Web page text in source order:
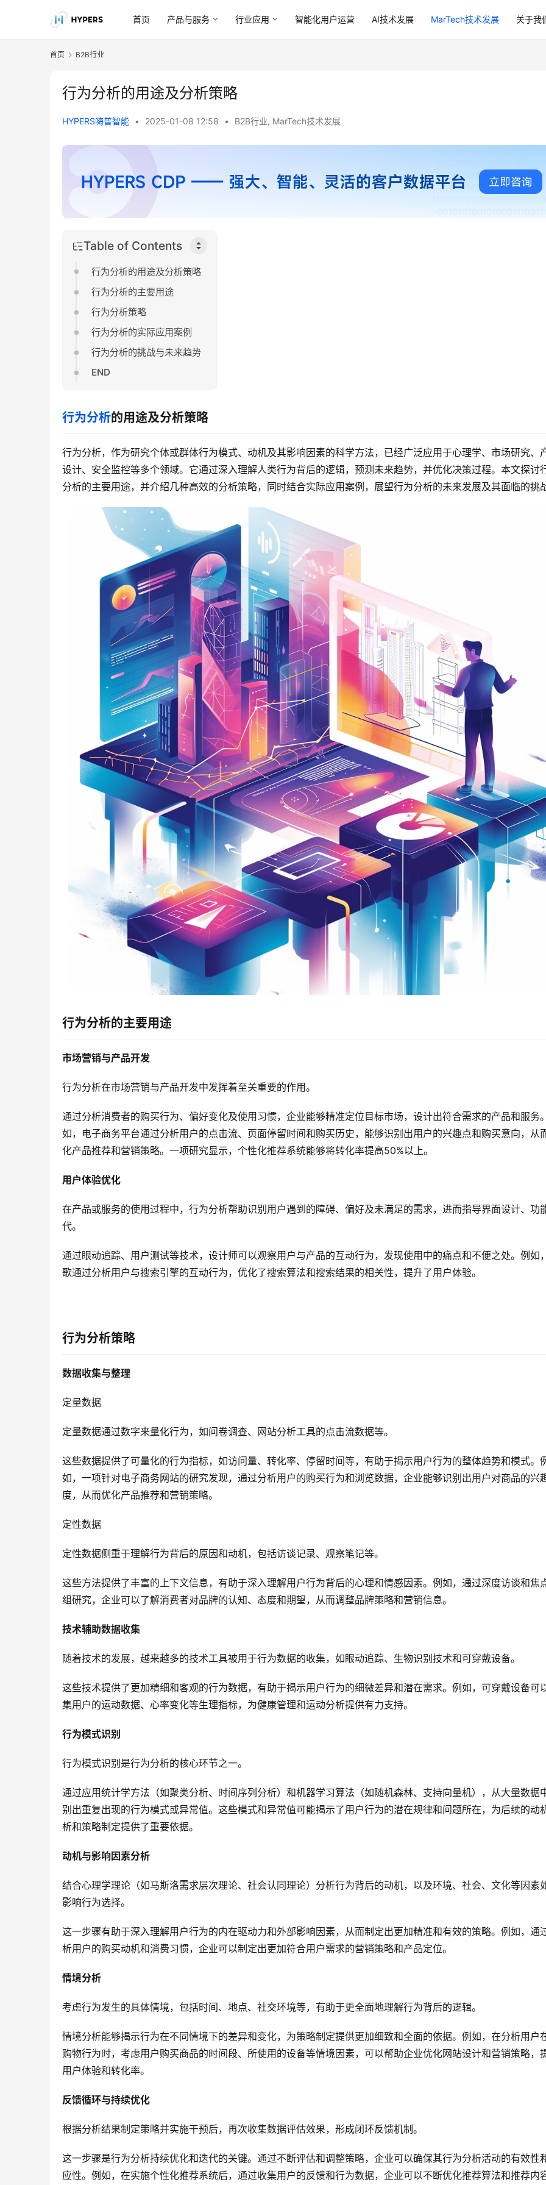
首页 产品与服务 行业应用 智能化用户运营 AI技术发展 MarTech技术发展 关于我
首页 B2B行业
行为分析的用途及分析策略
HYPERS嗨普智能 • 2025-01-08 12:58 • B2B行业, MarTech技术发展
Table of Contents
行为分析的用途及分析策略
行为分析的主要用途
行为分析策略
行为分析的实际应用案例
行为分析的挑战与未来趋势
END
行为分析的用途及分析策略
行为分析，作为研究个体或群体行为模式、动机及其影响因素的科学方法，已经广泛应用于心理学、市场研究、
设计、安全监控等多个领域。它通过深入理解人类行为背后的逻辑，预测未来趋势，并优化决策过程。本文探讨
分析的主要用途，并介绍几种高效的分析策略，同时结合实际应用案例，展望行为分析的未来发展及其面临的挑战
行为分析的主要用途
市场营销与产品开发
行为分析在市场营销与产品开发中发挥着至关重要的作用。
通过分析消费者的购买行为、偏好变化及使用习惯，企业能够精准定位目标市场，设计出符合需求的产品和服务
如，电子商务平台通过分析用户的点击流、页面停留时间和购买历史，能够识别出用户的兴趣点和购买意向，从
化产品推荐和营销策略。一项研究显示，个性化推荐系统能够将转化率提高50%以上。
用户体验优化
在产品或服务的使用过程中，行为分析帮助识别用户遇到的障碍、偏好及未满足的需求，进而指导界面设计、功
代。
通过眼动追踪、用户测试等技术，设计师可以观察用户与产品的互动行为，发现使用中的痛点和不便之处。例如
歌通过分析用户与搜索引擎的互动行为，优化了搜索算法和搜索结果的相关性，提升了用户体验。
行为分析策略
数据收集与整理
定量数据
定量数据通过数字来量化行为，如问卷调查、网站分析工具的点击流数据等。
这些数据提供了可量化的行为指标，如访问量、转化率、停留时间等，有助于揭示用户行为的整体趋势和模式。
如，一项针对电子商务网站的研究发现，通过分析用户的购买行为和浏览数据，企业能够识别出用户对商品的兴
度，从而优化产品推荐和营销策略。
定性数据
定性数据侧重于理解行为背后的原因和动机，包括访谈记录、观察笔记等。
这些方法提供了丰富的上下文信息，有助于深入理解用户行为背后的心理和情感因素。例如，通过深度访谈和焦
组研究，企业可以了解消费者对品牌的认知、态度和期望，从而调整品牌策略和营销信息。
技术辅助数据收集
随着技术的发展，越来越多的技术工具被用于行为数据的收集，如眼动追踪、生物识别技术和可穿戴设备。
这些技术提供了更加精细和客观的行为数据，有助于揭示用户行为的细微差异和潜在需求。例如，可穿戴设备可
集用户的运动数据、心率变化等生理指标，为健康管理和运动分析提供有力支持。
行为模式识别
行为模式识别是行为分析的核心环节之一。
通过应用统计学方法（如聚类分析、时间序列分析）和机器学习算法（如随机森林、支持向量机），从大量数据
别出重复出现的行为模式或异常值。这些模式和异常值可能揭示了用户行为的潜在规律和问题所在，为后续的动
析和策略制定提供了重要依据。
动机与影响因素分析
结合心理学理论（如马斯洛需求层次理论、社会认同理论）分析行为背后的动机，以及环境、社会、文化等因素
影响行为选择。
这一步骤有助于深入理解用户行为的内在驱动力和外部影响因素，从而制定出更加精准和有效的策略。例如，通
析用户的购买动机和消费习惯，企业可以制定出更加符合用户需求的营销策略和产品定位。
情境分析
考虑行为发生的具体情境，包括时间、地点、社交环境等，有助于更全面地理解行为背后的逻辑。
情境分析能够揭示行为在不同情境下的差异和变化，为策略制定提供更加细致和全面的依据。例如，在分析用户
购物行为时，考虑用户购买商品的时间段、所使用的设备等情境因素，可以帮助企业优化网站设计和营销策略，
用户体验和转化率。
反馈循环与持续优化
根据分析结果制定策略并实施干预后，再次收集数据评估效果，形成闭环反馈机制。
这一步骤是行为分析持续优化和迭代的关键。通过不断评估和调整策略，企业可以确保其行为分析活动的有效性
应性。例如，在实施个性化推荐系统后，通过收集用户的反馈和行为数据，企业可以不断优化推荐算法和推荐内容